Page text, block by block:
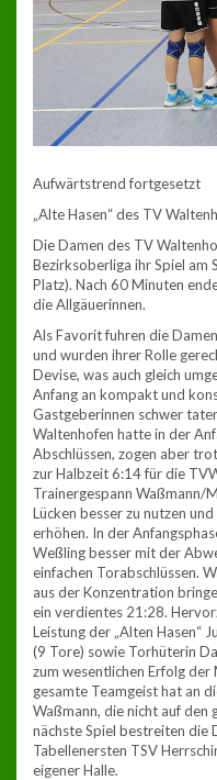
Aufwärtstrend fortgesetzt
„Alte Hasen“ des TV
Die Damen des TV
Bezirksoberliga ihr Spiel am
Platz). Nach 60 Minuten
die Allgäuerinnen.
Als Favorit fuhren die
und wurden ihrer Rolle
Devise, was auch gleich
Anfang an kompakt und
Gastgeberinnen schwer
Waltenhofen hatte in der
Abschlüssen, zogen aber
zur Halbzeit 6:14 für die
Trainergespann Waßmann/
Lücken besser zu nutzen
erhöhen. In der
Weßling besser mit der
einfachen Torabschlüssen.
aus der Konzentration
ein verdientes 21:28.
Leistung der „Alten Hasen“
(9 Tore) sowie Torhüterin
zum wesentlichen Erfolg
gesamte Teamgeist hat an
Waßmann, die nicht auf den
nächste Spiel bestreiten die
Tabellenersten TSV
eigener Halle.